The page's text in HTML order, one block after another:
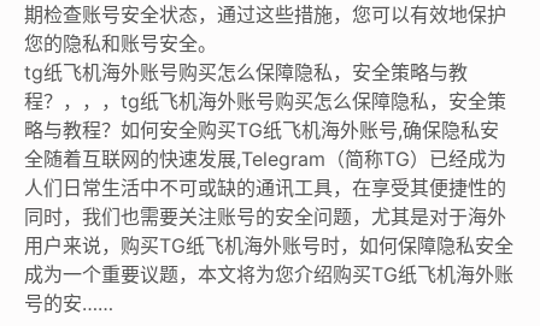
期检查账号安全状态，通过这些措施，您可以有效地保护
您的隐私和账号安全。
tg纸飞机海外账号购买怎么保障隐私，安全策略与教
程？，，，tg纸飞机海外账号购买怎么保障隐私，安全策
略与教程？如何安全购买TG纸飞机海外账号,确保隐私安
全随着互联网的快速发展,Telegram（简称TG）已经成为
人们日常生活中不可或缺的通讯工具，在享受其便捷性的
同时，我们也需要关注账号的安全问题，尤其是对于海外
用户来说，购买TG纸飞机海外账号时，如何保障隐私安全
成为一个重要议题，本文将为您介绍购买TG纸飞机海外账
号的安……